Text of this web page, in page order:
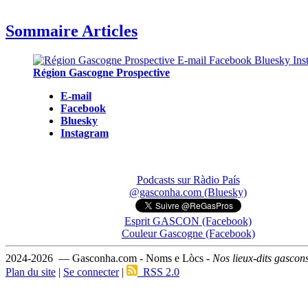
Sommaire Articles
Région Gascogne Prospective
E-mail
Facebook
Bluesky
Instagram
Podcasts sur Ràdio País
@gasconha.com (Bluesky)
Esprit GASCON (Facebook)
Couleur Gascogne (Facebook)
2024-2026 — Gasconha.com - Noms e Lòcs - Nos lieux-dits
Plan du site | Se connecter| RSS 2.0